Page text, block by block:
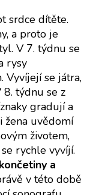
srdce dítěte.
a proto je
V 7. týdnu se
rysy
Vyvíjejí se játra,
8. týdnu se z
gradují a
žena uvědomí
životem,
rychle vyvíjí.
a
v této době